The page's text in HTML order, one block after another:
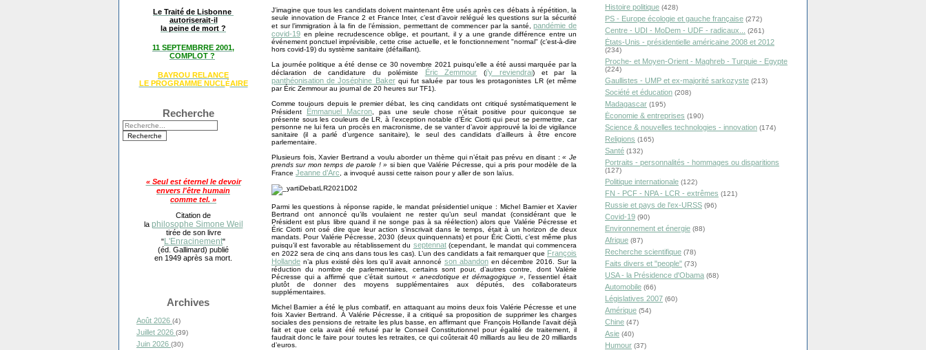
Le Traité de Lisbonne
autoriserait-il
la peine de mort ?
11 SEPTEMBRRE 2001,
COMPLOT ?
BAYROU RELANCE
LE PROGRAMME NUCLÉAIRE
Recherche
« Seul est éternel le devoir
envers l'être humain
comme tel. »
Citation de
la philosophe Simone Weil
tirée de son livre
"L'Enracinement"
(éd. Gallimard) publié
en 1949 après sa mort.
Archives
Août 2026 (4)
Juillet 2026 (39)
Juin 2026 (30)
J’imagine que tous les candidats doivent maintenant être usés après ces débats à répétition, la
seule innovation de France 2 et France Inter, c’est d’avoir relégué les questions sur la sécurité
et sur l’immigration à la fin de l’émission, permettant de commencer par la santé,pandémie de
covid-19 en pleine recrudescence oblige, et pourtant, il y a une grande différence entre un
événement ponctuel imprévisible, cette crise actuelle, et le fonctionnement "normal" (c’est-à-dire
hors covid-19) du système sanitaire (défaillant).
La journée politique a été dense ce 30 novembre 2021 puisqu’elle a été aussi marquée par la
déclaration de candidature du polémiste
Éric Zemmour (j’y reviendrai) et par la
panthéonisation de Joséphine Bakerqui fut saluée par tous les protagonistes LR (et même
par Éric Zemmour au journal de 20 heures sur TF1).
Comme toujours depuis le premier débat, les cinq candidats ont critiqué systématiquement le
Président
Emmanuel Macron, pas une seule chose n’était positive pour quiconque se
présente sous les couleurs de LR, à l’exception notable d’Éric Ciotti qui peut se permettre, car
personne ne lui fera un procès en macronisme, de se vanter d’avoir approuvé la loi de vigilance
sanitaire (il a parlé d’urgence sanitaire), le seul des candidats d’ailleurs à être encore
parlementaire.
Plusieurs fois, Xavier Bertrand a voulu aborder un thème qui n’était pas prévu en disant :« Je
prends sur mon temps de parole ! » si bien que Valérie Pécresse, qui a pris pour modèle de la
France Jeanne d’Arc, a invoqué aussi cette raison pour y aller de son laïus.
Parmi les questions à réponse rapide, le mandat présidentiel unique : Michel Barnier et Xavier
Bertrand ont annoncé qu’ils voulaient ne rester qu’un seul mandat (considérant que le
Président est plus libre quand il ne songe pas à sa réélection) alors que Valérie Pécresse et
Éric Ciotti ont osé dire que leur action s’inscrivait dans le temps, était à un horizon de deux
mandats. Pour Valérie Pécresse, 2030 (deux quinquennats) et pour Éric Ciotti, c’est même plus
puisqu’il est favorable au rétablissement du septennat(cependant, le mandat qui commencera
en 2022 sera de cinq ans dans tous les cas). L’un des candidats a fait remarquer que François
Hollande n’a plus existé dès lors qu’il avait annoncé son abandonen décembre 2016. Sur la
réduction du nombre de parlementaires, certains sont pour, d’autres contre, dont Valérie
Pécresse qui a affirmé que c’était surtout « anecdotique et démagogique », l’essentiel était
plutôt de donner des moyens supplémentaires aux députés, des collaborateurs
supplémentaires.
Michel Barnier a été le plus combatif, en attaquant au moins deux fois Valérie Pécresse et une
fois Xavier Bertrand. À Valérie Pécresse, il a critiqué sa proposition de supprimer les charges
sociales des pensions de retraite les plus basse, en affirmant que François Hollande l’avait déjà
fait et que cela avait été refusé par le Conseil Constitutionnel pour égalité de traitement, il
faudrait donc le faire pour toutes les retraites, ce qui coûterait 40 milliards au lieu de 20 milliards
d’euros.
Histoire politique (428)
PS - Europe écologie et gauche française (272)
Centre - UDI - MoDem - UDF - radicaux... (261)
États-Unis - présidentielle américaine 2008 et 2012
(234)
Proche- et Moyen-Orient - Maghreb - Turquie - Egypte
(224)
Gaullistes - UMP et ex-majorité sarkozyste (213)
Société et éducation (208)
Madagascar (195)
Économie & entreprises (190)
Science & nouvelles technologies - innovation (174)
Religions (165)
Santé (132)
Portraits - personnalités - hommages ou disparitions
(127)
Politique internationale (122)
FN - PCF - NPA - LCR - extrêmes (121)
Russie et pays de l'ex-URSS (96)
Covid-19 (90)
Environnement et énergie (88)
Afrique (87)
Recherche scientifique (78)
Faits divers et "people" (73)
USA - la Présidence d'Obama (68)
Automobile (66)
Législatives 2007 (60)
Amérique (54)
Chine (47)
Asie (40)
Humour (37)